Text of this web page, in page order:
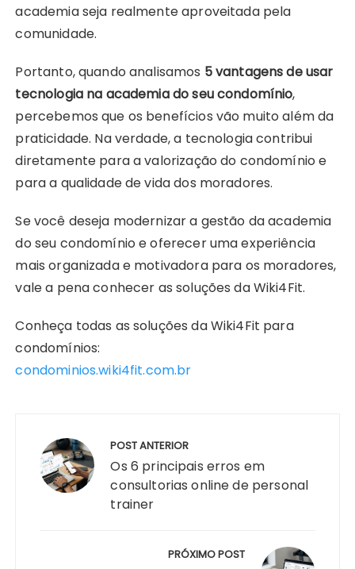
academia seja realmente aproveitada pela
comunidade.
Portanto, quando analisamos 5 vantagens de usar
tecnologia na academia do seu condomínio,
percebemos que os benefícios vão muito além da
praticidade. Na verdade, a tecnologia contribui
diretamente para a valorização do condomínio e
para a qualidade de vida dos moradores.
Se você deseja modernizar a gestão da academia
do seu condomínio e oferecer uma experiência
mais organizada e motivadora para os moradores,
vale a pena conhecer as soluções da Wiki4Fit.
Conheça todas as soluções da Wiki4Fit para
condomínios:
condominios.wiki4fit.com.br
Post
POST ANTERIOR
Os 6 principais erros em
consultorias online de personal
trainer
PRÓXIMO POST